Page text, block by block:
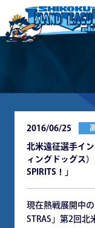
2016/06/25
北米遠征選手イ
ィングドッグス
SPIRITS！」
現在熱戦展開中
STRAS」第2回